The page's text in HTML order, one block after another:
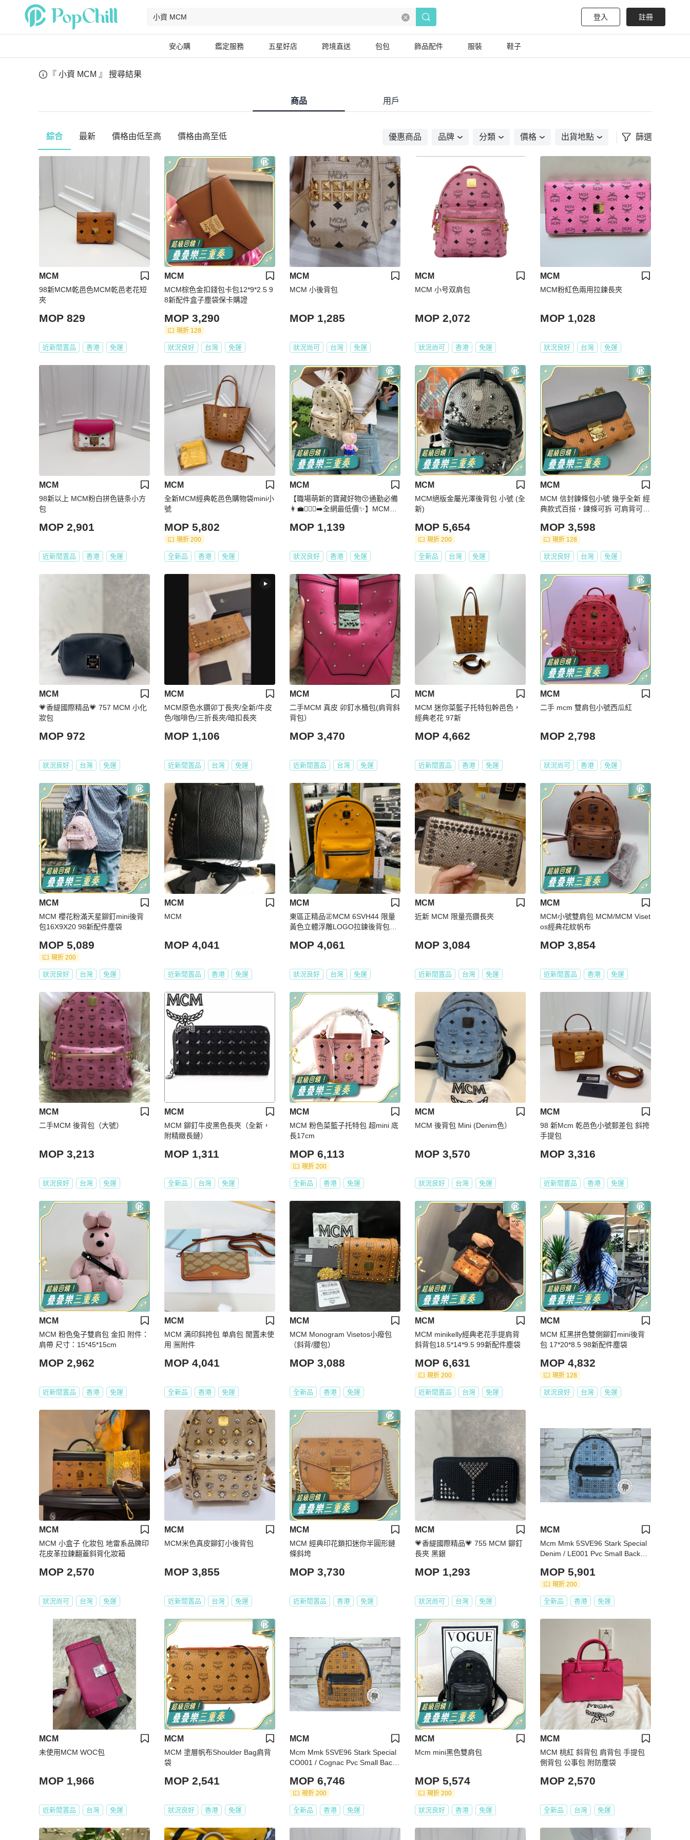
登入 註冊
安心購 鑑定服務 五星好店 跨境直送 包包 飾品配件 服裝 鞋子
『 小資 MCM 』 搜尋結果
商品 用戶
綜合 最新 價格由低至高 價格由高至低 優惠商品 品牌 分類 價格 出貨地點 篩選
MCM
98新MCM乾邑色MCM乾邑老花短
夾
MOP 829
近新閒置品 香港 免運
MCM
MCM棕色金扣錢包卡包12*9*2.5 9
8新配件盒子塵袋保卡購證
MOP 3,290
現折 128
狀況良好 台灣 免運
MCM
MCM 小後背包
MOP 1,285
狀況尚可 台灣 免運
MCM
MCM 小号双肩包
MOP 2,072
狀況尚可 香港 免運
MCM
MCM粉紅色兩用拉鍊長夾
MOP 1,028
狀況良好 台灣 免運
MCM
98新以上 MCM粉白拼色链条小方
包
MOP 2,901
近新閒置品 香港 免運
MCM
全新MCM經典乾邑色購物袋mini小
號
MOP 5,802
現折 200
全新品 香港 免運
MCM
【職場萌新的寶藏好物😚通勤必備
👩‍💼🏃🏻‍♀️‍➡️全網最低價✨】MCMM
MOP 1,139
狀況良好 香港 免運
MCM
MCM絕版金屬光澤後背包 小號 (全
新)
MOP 5,654
現折 200
全新品 台灣 免運
MCM
MCM 信封鍊條包小號 幾乎全新 經
典款式百搭，鍊條可拆 可肩背可斜
MOP 3,598
現折 128
狀況良好 台灣 免運
MCM
💗香緹國際精品💗 757 MCM 小化
妝包
MOP 972
狀況良好 台灣 免運
MCM
MCM原色水鑽卯丁長夾/全新/牛皮
色/咖啡色/三折長夾/暗扣長夾
MOP 1,106
近新閒置品 台灣 免運
MCM
二手MCM 真皮 卯釘水桶包(肩背斜
背包）
MOP 3,470
近新閒置品 台灣 免運
MCM
MCM 迷你菜籃子托特包幹邑色，
經典老花 97新
MOP 4,662
近新閒置品 香港 免運
MCM
二手 mcm 雙肩包小號西瓜紅
MOP 2,798
狀況尚可 香港 免運
MCM
MCM 櫻花粉滿天星鉚釘mini後背
包16X9X20 98新配件塵袋
MOP 5,089
現折 200
狀況良好 台灣 免運
MCM
MCM
MOP 4,041
近新閒置品 香港 免運
MCM
東區正精品㊣MCM 6SVH44 限量
黃色立體浮雕LOGO拉鍊後背包小
MOP 4,061
狀況良好 台灣 免運
MCM
近新 MCM 限量亮鑽長夾
MOP 3,084
近新閒置品 台灣 免運
MCM
MCM小號雙肩包 MCM/MCM Viset
os經典花紋帆布
MOP 3,854
近新閒置品 香港 免運
MCM
二手MCM 後背包（大號）
MOP 3,213
狀況良好 台灣 免運
MCM
MCM 鉚釘牛皮黑色長夾（全新，
附精緻長鏈）
MOP 1,311
全新品 台灣 免運
MCM
MCM 粉色菜籃子托特包 超mini 底
長17cm
MOP 6,113
現折 200
全新品 香港 免運
MCM
MCM 後背包 Mini (Denim色）
MOP 3,570
狀況良好 台灣 免運
MCM
98 新Mcm 乾邑色小號郵差包 斜挎
手提包
MOP 3,316
近新閒置品 香港 免運
MCM
MCM 粉色兔子雙肩包 金扣 附件：
肩帶 尺寸：15*45*15cm
MOP 2,962
近新閒置品 香港 免運
MCM
MCM 满印斜挎包 单肩包 閒置未使
用 🈚附件
MOP 4,041
全新品 香港 免運
MCM
MCM Monogram Visetos小癈包
（斜背/腰包）
MOP 3,088
全新品 香港 免運
MCM
️MCM minikelly經典老花手提肩背
斜背包18.5*14*9.5 99新配件塵袋
MOP 6,631
現折 200
近新閒置品 台灣 免運
MCM
MCM 紅黑拼色雙側鉚釘mini後背
包 17*20*8.5 98新配件塵袋
MOP 4,832
現折 128
狀況良好 台灣 免運
MCM
MCM 小盒子 化妝包 地雷系品牌印
花皮革拉鍊翻蓋斜背化妝箱
MOP 2,570
狀況尚可 台灣 免運
MCM
MCM米色真皮鉚釘小後背包
MOP 3,855
近新閒置品 台灣 免運
MCM
MCM 經典印花鎖扣迷你半圓形鏈
條斜垮
MOP 3,730
近新閒置品 香港 免運
MCM
💗香緹國際精品💗 755 MCM 鉚釘
長夾 黑銀
MOP 1,293
狀況尚可 台灣 免運
MCM
Mcm Mmk 5SVE96 Stark Special
Denim / LE001 Pvc Small Backpa
MOP 5,901
現折 200
全新品 香港 免運
MCM
未使用MCM WOC包
MOP 1,966
近新閒置品 台灣 免運
MCM
MCM 塗層帆布Shoulder Bag肩背
袋
MOP 2,541
狀況良好 香港 免運
MCM
Mcm Mmk 5SVE96 Stark Special
CO001 / Cognac Pvc Small Backp
MOP 6,746
現折 200
全新品 香港 免運
MCM
Mcm mini黑色雙肩包
MOP 5,574
現折 200
狀況良好 香港 免運
MCM
MCM 桃紅 斜背包 肩背包 手提包
側背包 公事包 附防塵袋
MOP 2,570
全新品 台灣 免運